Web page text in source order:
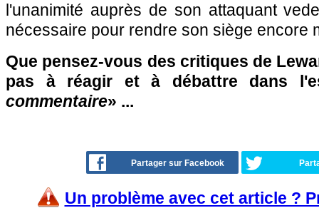
l'unanimité auprès de son attaquant
nécessaire pour rendre son siège encore
Que pensez-vous des critiques de
pas à réagir et à débattre dans
commentaire» ...
Partager sur Facebook
Un problème avec cet article ?